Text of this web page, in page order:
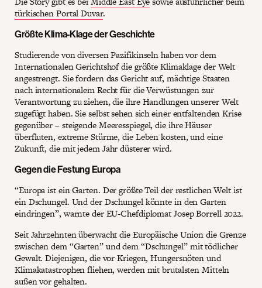
türkischen Portal Duvar.
Größte Klima-Klage der Geschichte
Studierende von diversen Pazifikinseln haben vor dem
Internationalen Gerichtshof die größte Klimaklage der Welt
angestrengt. Sie fordern das Gericht auf, mächtige Staaten
nach internationalem Recht für die Verwüstungen zur
Verantwortung zu ziehen, die ihre Handlungen unserer Welt
zugefügt haben. Sie selbst sehen sich einer entfaltenden Krise
gegenüber – steigende Meeresspiegel, die ihre Häuser
überfluten, extreme Stürme, die Leben kosten, und eine
Zukunft, die mit jedem Jahr düsterer wird.
Gegen die Festung Europa
“Europa ist ein Garten. Der größte Teil der restlichen Welt ist
ein Dschungel. Und der Dschungel könnte in den Garten
eindringen”, warnte der EU-Chefdiplomat Josep Borrell 2022.
Seit Jahrzehnten überwacht die Europäische Union die Grenze
zwischen dem “Garten” und dem “Dschungel” mit tödlicher
Gewalt. Diejenigen, die vor Kriegen, Hungersnöten und
Klimakatastrophen fliehen, werden mit brutalsten Mitteln
außen vor gehalten.